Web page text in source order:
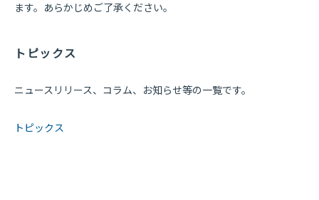
ます。あらかじめご了承ください。
トピックス
ニュースリリース、コラム、お知らせ等の一覧です。
トピックス